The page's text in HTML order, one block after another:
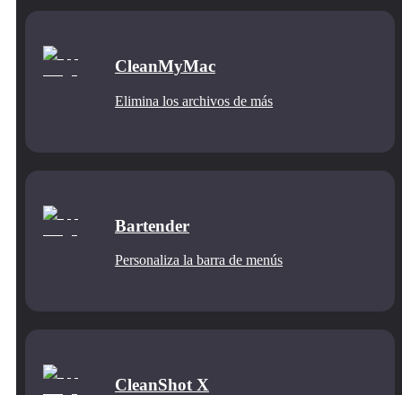
CleanMyMac
Elimina los archivos de más
Bartender
Personaliza la barra de menús
CleanShot X